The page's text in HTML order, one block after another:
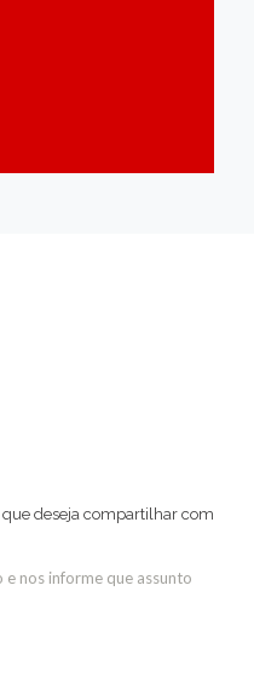
deseja compartilhar com
nos informe que assunto